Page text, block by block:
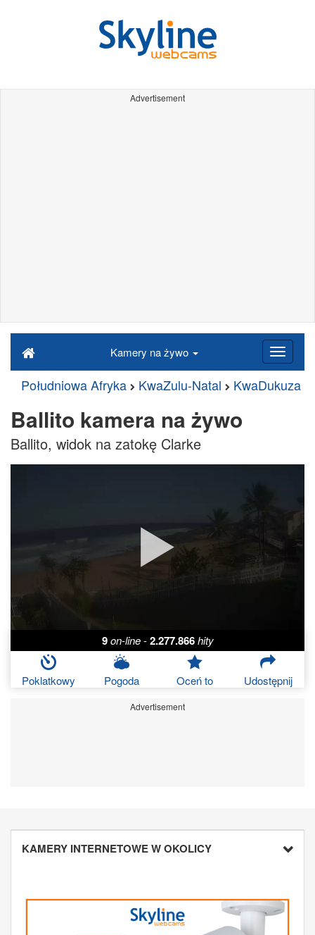
Advertisement
Kamery na żywo
Południowa Afryka KwaZulu-Natal KwaDukuza
Ballito kamera na żywo
Ballito, widok na zatokę Clarke
9 on-line - 2.277.866 hity
Poklatkowy Pogoda Oceń to Udostępnij
Advertisement
KAMERY INTERNETOWE W OKOLICY